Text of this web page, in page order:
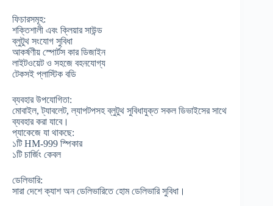
ফিচারসমূহ:
শক্তিশালী এবং ক্লিয়ার সাউন্ড
ব্লুটুথ সংযোগ সুবিধা
আকর্ষণীয় স্পোর্টস কার ডিজাইন
লাইটওয়েট ও সহজে বহনযোগ্য
টেকসই প্লাস্টিক বডি
ব্যবহার উপযোগিতা:
মোবাইল, ট্যাবলেট, ল্যাপটপসহ ব্লুটুথ সুবিধাযুক্ত সকল ডিভাইসের সাথে
ব্যবহার করা যাবে।
প্যাকেজে যা থাকছে:
১টি HM-999 স্পিকার
১টি চার্জিং কেবল
ডেলিভারি:
সারা দেশে ক্যাশ অন ডেলিভারিতে হোম ডেলিভারি সুবিধা।